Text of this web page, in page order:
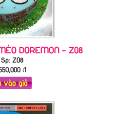
DOREMON - Z08
Z08
₫
vào giỏ